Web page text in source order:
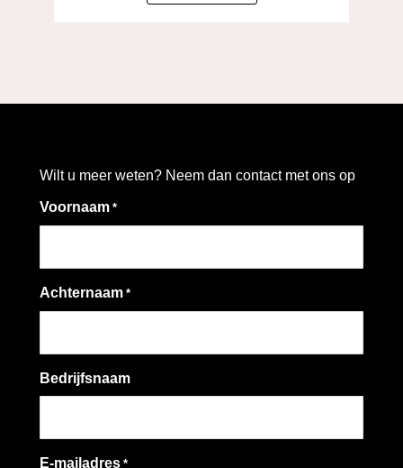
Wilt u meer weten? Neem dan contact met ons op
Voornaam *
Achternaam *
Bedrijfsnaam
E-mailadres *